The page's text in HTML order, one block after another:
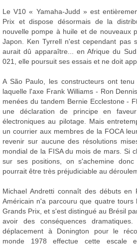
Le V10 « Yamaha-Judd » est
Prix et dispose désormais de la
nouvelle pompe à huile et de nouveaux
Japon. Ken Tyrrell n'est cependant pas
aurait dû apparaître... en Afrique du
021, elle poursuit ses essais et ne doit
A São Paulo, les constructeurs ont
laquelle l'axe Frank Williams - Ron
menées du tandem Bernie Ecclestone -
une déclaration de principe en
électroniques au pilotage. Mais
un courrier aux membres de la FOCA
revenir sur aucune des résolutions
mondial de la FISA du mois de mars. Si
sur ses positions, on s'achemine
pourrait être très préjudiciable au
Michael Andretti connaît des débuts en
Américain n'a parcouru que quatre
Grands Prix, et s'est distingué au Brésil
avoir des conséquences
déplacement à Donington pour le
monde 1978 effectue cette escale